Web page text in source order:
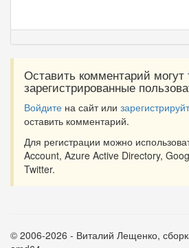
Оставить комментарий могут
зарегистрированные
Войдите на сайт или
оставить комментарий.
Для регистрации можно
Account, Azure Active Directory,
Twitter.
© 2006-2026 - Виталий Лещенко,